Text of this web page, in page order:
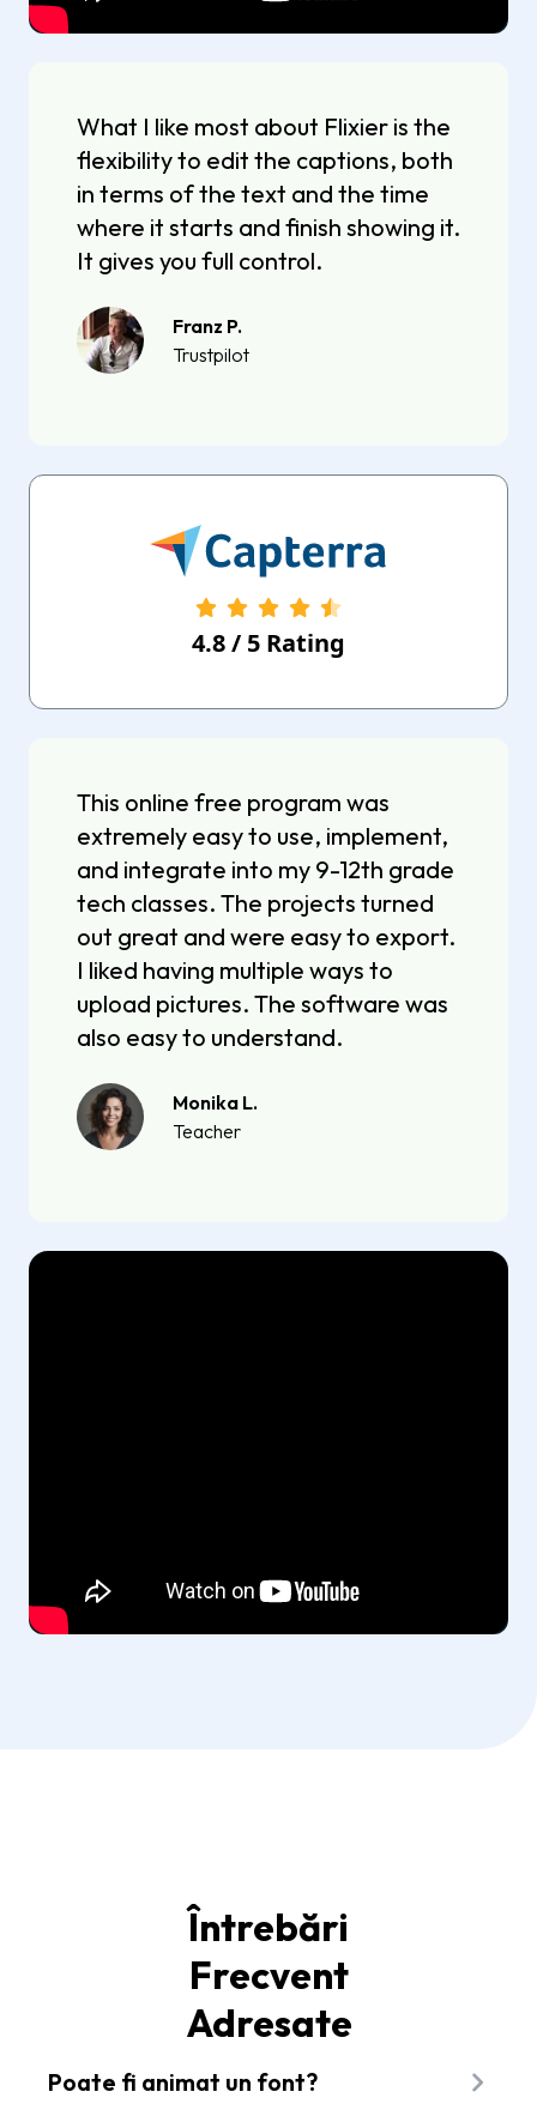
What I like most about Flixier is the
flexibility to edit the captions, both
in terms of the text and the time
where it starts and finish showing it.
It gives you full control.
Franz P.
Trustpilot
4.8/ 5 Rating
This online free program was
extremely easy to use, implement,
and integrate into my 9-12th grade
tech classes. The projects turned
out great and were easy to export.
I liked having multiple ways to
upload pictures. The software was
also easy to understand.
Monika L.
Teacher
Întrebări
Frecvent
Adresate
Poate fi animat un font?